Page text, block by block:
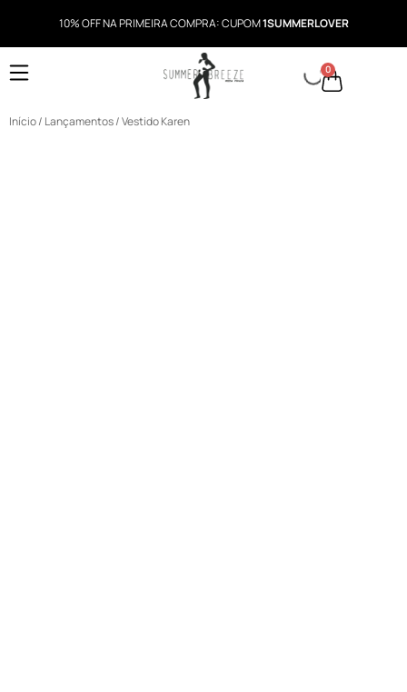
10% OFF NA PRIMEIRA COMPRA: CUPOM1SUMMERLOVER
0
Início/ Lançamentos/ Vestido Karen